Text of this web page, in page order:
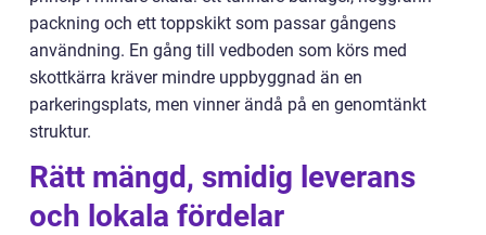
packning och ett toppskikt som passar gångens
användning. En gång till vedboden som körs med
skottkärra kräver mindre uppbyggnad än en
parkeringsplats, men vinner ändå på en genomtänkt
struktur.
Rätt mängd, smidig leverans
och lokala fördelar